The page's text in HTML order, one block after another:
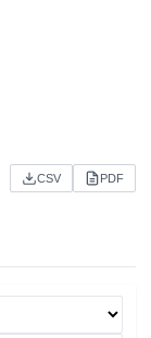
CSV PDF